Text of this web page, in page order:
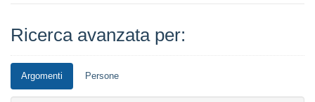
Ricerca avanzata per:
Argomenti Persone